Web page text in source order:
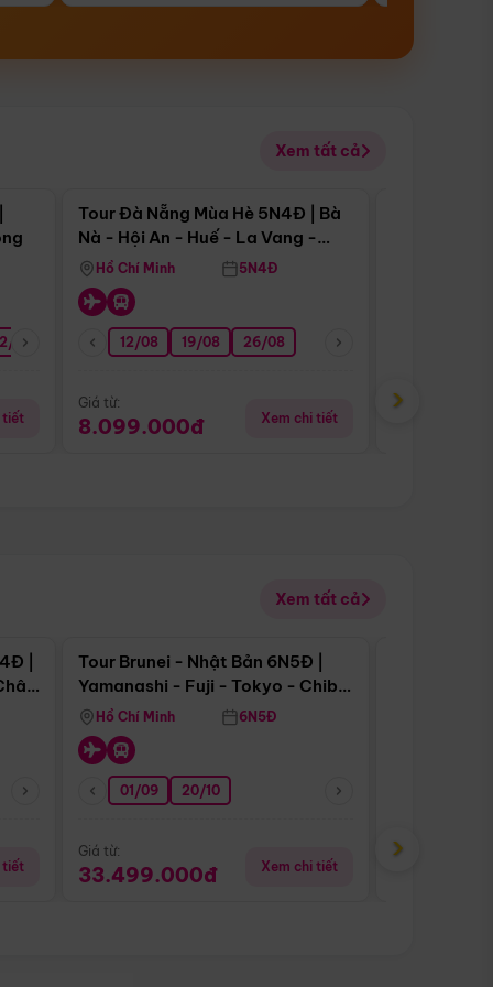
Xem tất cả
08 26/08 05/09 09/09 12/09
tiết
Điểm nổi bật
Tour Đà Nẵng Mùa Hè 5N4Đ | Bà
Nà - Hội An - Huế - La Vang -
Động Thiên Đường
Hồ Chí Minh 5N4Đ
12/08 19/08 26/08
Giá từ:
8.099.000đ Xem chi tiết
Giá từ:
›
Xem tất cả
|
tiết
Điểm nổi bật
Tour Brunei - Nhật Bản 6N5Đ |
Yamanashi - Fuji - Tokyo - Chiba
- Freeday
Hồ Chí Minh 6N5Đ
01/09 20/10
Giá từ:
33.499.000đ Xem chi tiết
Giá từ:
›